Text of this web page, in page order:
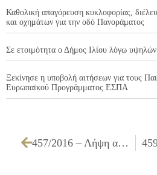
Καθολική απαγόρευση κυκλοφορίας,
και οχημάτων για την οδό Πανοράματος
Σε ετοιμότητα ο Δήμος Ιλίου λόγω
Ξεκίνησε η υποβολή αιτήσεων για τους
Ευρωπαϊκού Προγράμματος ΕΣΠΑ
457/2016 – Λήψη απόφασης για την ένταξη δαπανών στην κατανομή των πιστώσεων της ΣΑΤΑ